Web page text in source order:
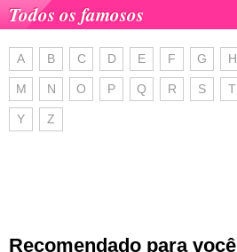
Todos os famosos
A B C D E F G H
M N O P Q R S T
Y Z
Recomendado para você